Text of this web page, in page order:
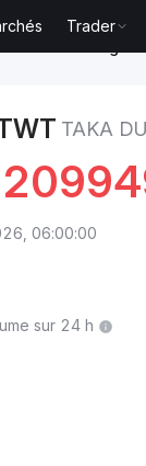
Trader
TAKA
06:00:00
sur 24 h